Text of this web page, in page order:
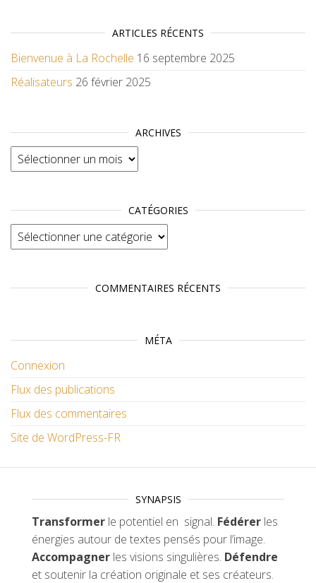
ARTICLES RÉCENTS
Bienvenue à La Rochelle 16 septembre 2025
Réalisateurs 26 février 2025
ARCHIVES
Archives
CATÉGORIES
Catégories
COMMENTAIRES RÉCENTS
MÉTA
Connexion
Flux des publications
Flux des commentaires
Site de WordPress-FR
SYNAPSIS
Transformer le potentiel en signal. Fédérer les
énergies autour de textes pensés pour l’image.
Accompagner les visions singulières. Défendre
et soutenir la création originale et ses créateurs.